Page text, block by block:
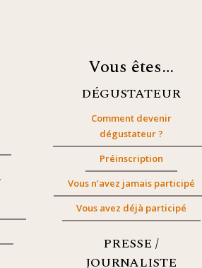
Vous êtes…
DÉGUSTATEUR
Comment devenir
dégustateur ?
Préinscription
Vous n’avez jamais participé
Vous avez déjà participé
PRESSE /
JOURNALISTE